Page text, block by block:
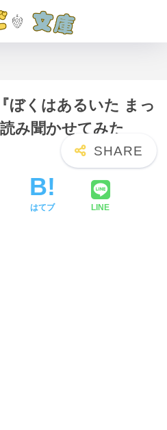
ぼくはあるいた まっ
み聞かせてみた
はてブ LINE